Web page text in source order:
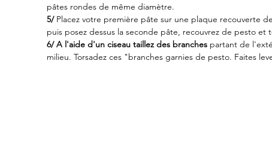
pâtes rondes de même diamètre.
5/ Placez votre première pâte sur une plaque recouverte
puis posez dessus la seconde pâte, recouvrez de pesto et
6/ A l'aide d'un ciseau taillez des branches partant de
milieu. Torsadez ces "branches garnies de pesto. Faites